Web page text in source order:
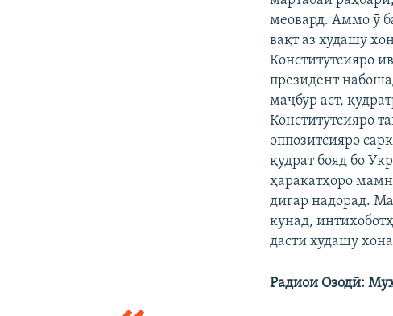
меовард. Аммо ӯ
вақт аз худашу
Конститутсияро
президент
маҷбур аст,
Конститутсияро
оппозитсияро
қудрат бояд бо
ҳаракатҳоро
дигар надорад.
кунад,
дасти худашу
Радиои Озодӣ: